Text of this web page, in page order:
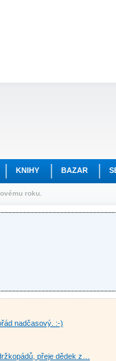
KNIHY BAZAR
roku.
nadčasový. :-)
přeje dědek z…